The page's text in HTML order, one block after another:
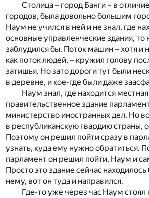
Столица – город Банги – в
городов, была довольно большим
Наум не учился в ней и не знал, где
основные управленческие здания, то
заблудился бы. Поток машин – хотя и
как поток людей, – кружил голову
затишья. Но зато дороги тут были
в деревне, и кое-где были даже
Наум знал, где находится
правительственное здание
министерство иностранных дел. Но
в республиканскую гвардию страны,
Поэтому он решил пойти сразу в
узнать, куда ему нужно обратиться.
парламент он решил пойти, Наум и
Просто это здание сейчас
нему, вот он туда и направился.
Где-то уже через час Наум